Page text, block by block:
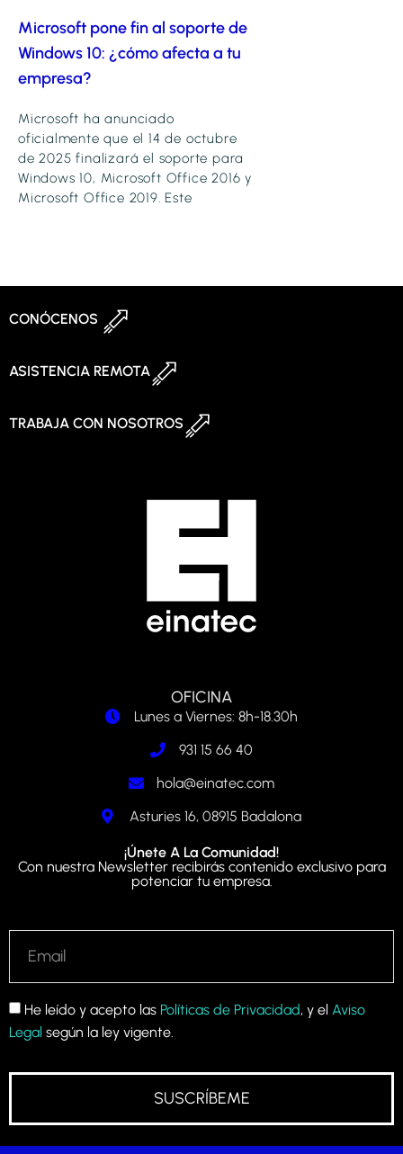
Microsoft pone fin al soporte de
Windows 10: ¿cómo afecta a tu
empresa?
Microsoft ha anunciado
oficialmente que el 14 de octubre
de 2025 finalizará el soporte para
Windows 10, Microsoft Office 2016 y
Microsoft Office 2019. Este
CONÓCENOS
ASISTENCIA REMOTA
TRABAJA CON NOSOTROS
OFICINA
Lunes a Viernes: 8h-18.30h
931 15 66 40
hola@einatec.com
Asturies 16, 08915 Badalona
¡Únete A La Comunidad!
Con nuestra Newsletter recibirás contenido exclusivo para
potenciar tu empresa.
He leído y acepto las Políticas de Privacidad, y el Aviso
Legal según la ley vigente.
SUSCRÍBEME